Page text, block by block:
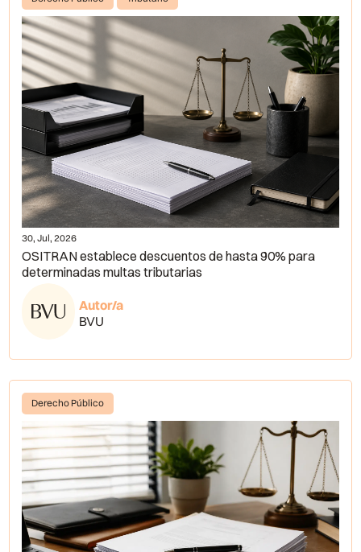
30, Jul, 2026
OSITRAN establece descuentos de hasta 90% para
determinadas multas tributarias
Autor/a
BVU
Derecho Público